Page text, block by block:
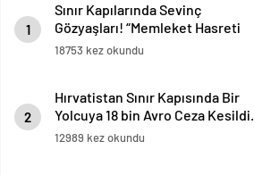
1
Sınır Kapılarında Sevinç
Gözyaşları! “Memleket Hasreti
Bambaşka!
18753 kez okundu
2
Hırvatistan Sınır Kapısında Bir
Yolcuya 18 bin Avro Ceza Kesildi.
12989 kez okundu